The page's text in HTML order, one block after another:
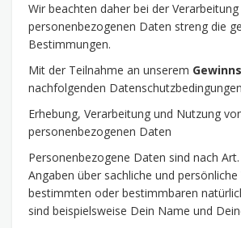
Wir beachten daher bei der
personenbezogenen Daten streng die
Bestimmungen.
Mit der Teilnahme an unserem
nachfolgenden
Erhebung, Verarbeitung und Nutzung
personenbezogenen Daten
Personenbezogene Daten sind nach Art.
Angaben über sachliche und
bestimmten oder bestimmbaren
sind beispielsweise Dein Name und